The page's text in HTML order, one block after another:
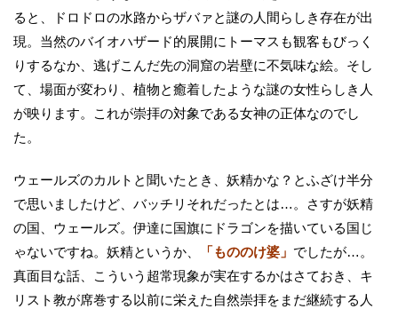
ると、ドロドロの水路からザバァと謎の人間らしき存在が出
現。当然のバイオハザード的展開にトーマスも観客もびっく
りするなか、逃げこんだ先の洞窟の岩壁に不気味な絵。そし
て、場面が変わり、植物と癒着したような謎の女性らしき人
が映ります。これが崇拝の対象である女神の正体なのでし
た。
ウェールズのカルトと聞いたとき、妖精かな？とふざけ半分
で思いましたけど、バッチリそれだったとは…。さすが妖精
の国、ウェールズ。伊達に国旗にドラゴンを描いている国じ
ゃないですね。妖精というか、
「もののけ婆」 でしたが…。
真面目な話、こういう超常現象が実在するかはさておき、キ
リスト教が席巻する以前に栄えた自然崇拝をまだ継続する人